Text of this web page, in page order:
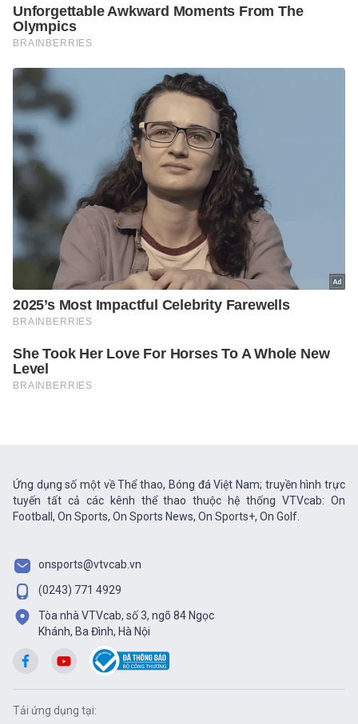
Ứng dụng số một về Thể thao, Bóng đá Việt Nam; truyền hình trực
tuyến tất cả các kênh thể thao thuộc hệ thống VTVcab: On
Football, On Sports, On Sports News, On Sports+, On Golf.
onsports@vtvcab.vn
(0243) 771 4929
Tòa nhà VTVcab, số 3, ngõ 84 Ngọc
Khánh, Ba Đình, Hà Nội
Tải ứng dụng tại: